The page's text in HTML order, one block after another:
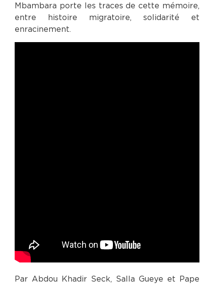
Mbambara porte les traces de cette mémoire,
entre histoire migratoire, solidarité et
enracinement.
Par Abdou Khadir Seck, Salla Gueye et Pape